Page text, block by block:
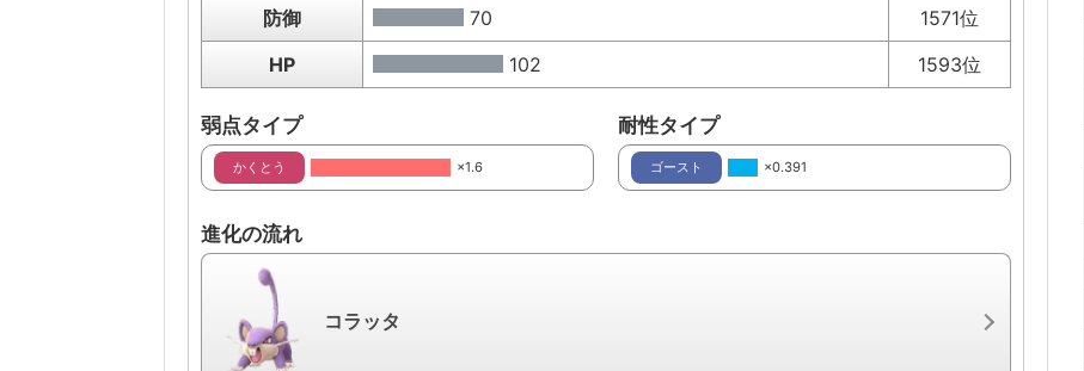
防御
70
1571位
HP
102 1593位
弱点タイプ
かくとう ×1.6
耐性タイプ
ゴースト ×0.391
進化の流れ
コラッタ